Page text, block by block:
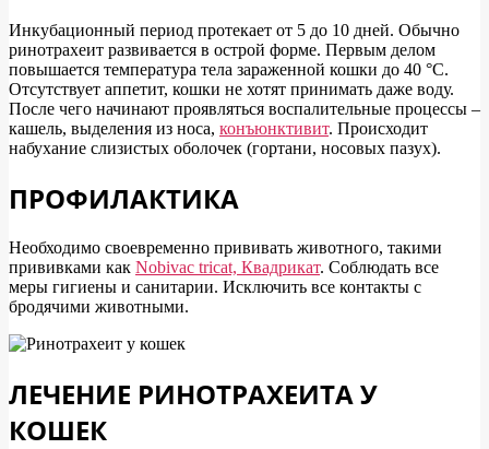
Инкубационный период протекает от 5 до 10 дней. Обычно
ринотрахеит развивается в острой форме. Первым делом
повышается температура тела зараженной кошки до 40 °С.
Отсутствует аппетит, кошки не хотят принимать даже воду.
После чего начинают проявляться воспалительные процессы –
кашель, выделения из носа, конъюнктивит. Происходит
набухание слизистых оболочек (гортани, носовых пазух).
ПРОФИЛАКТИКА
Необходимо своевременно прививать животного, такими
прививками как Nobivac tricat, Квадрикат. Соблюдать все
меры гигиены и санитарии. Исключить все контакты с
бродячими животными.
ЛЕЧЕНИЕ РИНОТРАХЕИТА У
КОШЕК